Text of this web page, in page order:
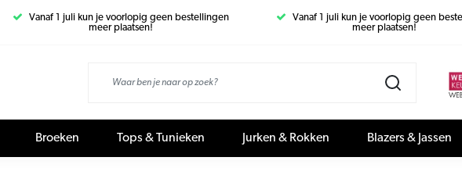
Vanaf 1 juli kun je voorlopig geen bestellingen
meer plaatsen!
Vanaf 1 juli kun je voorlopig geen
meer plaatsen!
Broeken Tops & Tunieken Jurken & Rokken Blazers & Jassen